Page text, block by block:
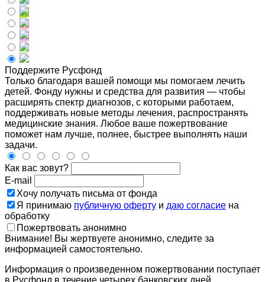
Поддержите Русфонд
Только благодаря вашей помощи мы помогаем лечить
детей. Фонду нужны и средства для развития — чтобы
расширять спектр диагнозов, с которыми работаем,
поддерживать новые методы лечения, распространять
медицинские знания. Любое ваше пожертвование
поможет нам лучше, полнее, быстрее выполнять наши
задачи.
Как вас зовут?
E-mail
Хочу получать письма от фонда
Я принимаю публичную оферту и даю согласие на
обработку
Пожертвовать анонимно
Внимание! Вы жертвуете анонимно, следите за
информацией самостоятельно.
Информация о произведенном пожертвовании поступает
в Русфонд в течение четырех банковских дней.